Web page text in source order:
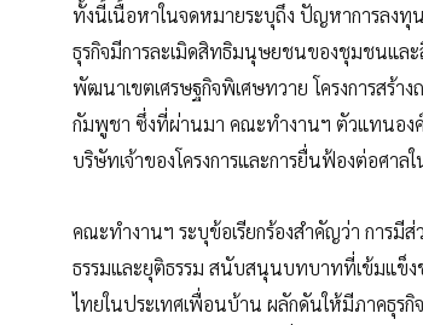
ทั้งนี้เนื้อหาในจดหมายระบุถึง ปัญหาการลงทุ
ธุรกิจมีการละเมิดสิทธิมนุษยชนของชุมชนแล
พัฒนาเขตเศรษฐกิจพิเศษทวาย โครงการสร้
กัมพูชา ซึ่งที่ผ่านมา คณะทำงานฯ ตัวแทนองค์
บริษัทเจ้าของโครงการและการยื่นฟ้องต่อศา
คณะทำงานฯ ระบุข้อเรียกร้องสำคัญว่า การมี
ธรรมและยุติธรรม สนับสนุนบทบาทที่เข้มแข็
ไทยในประเทศเพื่อนบ้าน ผลักดันให้มีภาคธุ